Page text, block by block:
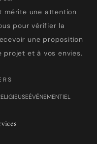
mérite une attention
pour vérifier la
une proposition
projet et à vos envies.
ÉVÉNEMENTIEL